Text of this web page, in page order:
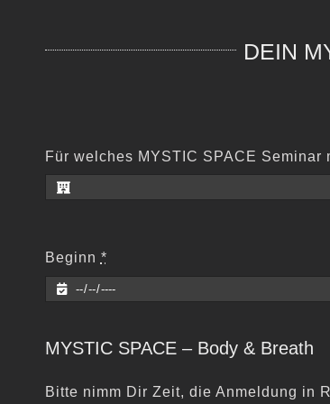
springen
DEIN
Für welches MYSTIC SPACE
Beginn *
MYSTIC SPACE – Body & Breath
Bitte nimm Dir Zeit, die Anmeldung in